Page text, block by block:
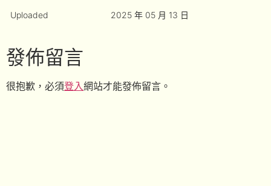
Uploaded 2025 年 05 月 13 日
發佈留言
很抱歉，必須登入網站才能發佈留言。